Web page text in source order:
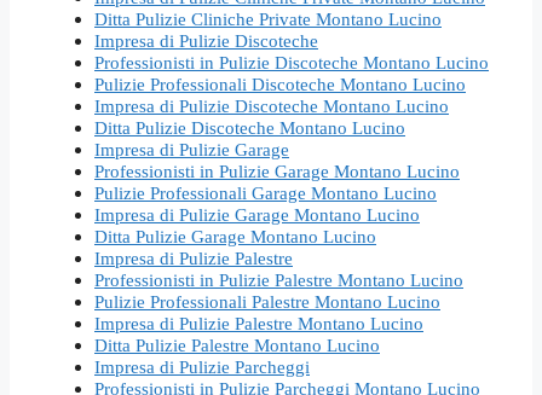
Ditta Pulizie Cliniche Private Montano Lucino
Impresa di Pulizie Discoteche
Professionisti in Pulizie Discoteche Montano Lucino
Pulizie Professionali Discoteche Montano Lucino
Impresa di Pulizie Discoteche Montano Lucino
Ditta Pulizie Discoteche Montano Lucino
Impresa di Pulizie Garage
Professionisti in Pulizie Garage Montano Lucino
Pulizie Professionali Garage Montano Lucino
Impresa di Pulizie Garage Montano Lucino
Ditta Pulizie Garage Montano Lucino
Impresa di Pulizie Palestre
Professionisti in Pulizie Palestre Montano Lucino
Pulizie Professionali Palestre Montano Lucino
Impresa di Pulizie Palestre Montano Lucino
Ditta Pulizie Palestre Montano Lucino
Impresa di Pulizie Parcheggi
Professionisti in Pulizie Parcheggi Montano Lucino